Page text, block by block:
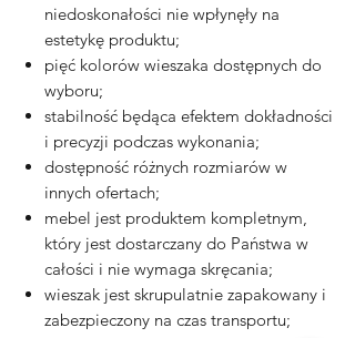
niedoskonałości nie wpłynęły na
estetykę produktu;
pięć kolorów wieszaka dostępnych do
wyboru;
stabilność będąca efektem dokładności
i precyzji podczas wykonania;
dostępność różnych rozmiarów w
innych ofertach;
mebel jest produktem kompletnym,
który jest dostarczany do Państwa w
całości i nie wymaga skręcania;
wieszak jest skrupulatnie zapakowany i
zabezpieczony na czas transportu;